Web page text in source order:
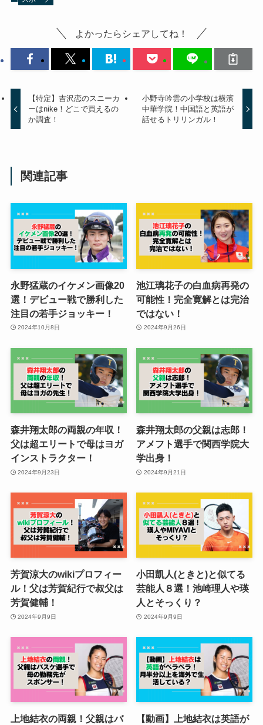
よかったらシェアしてね！
【特定】吉沢恋のスニーカ
ーはnike！どこで買えるの
か調査！
小野寺吟雲の小学校は横濱
中華学院！中国語と英語が
話せるトリリンガル！
関連記事
永野猛蔵のイケメン画像20
選！デビュー戦で勝利した
注目の若手ジョッキー！
2024年10月8日
池江璃花子の白血病再発の
可能性！完全寛解とは完治
ではない！
2024年9月26日
森井翔太郎の両親の年収！
父は超エリートで母はヨガ
インストラクター！
2024年9月23日
森井翔太郎の父親は志郎！
アメフト選手で関西学院大
学出身！
2024年9月21日
芳賀涼大のwikiプロフィー
ル！父は芳賀紀行で叔父は
芳賀健輔！
2024年9月9日
小田凱人(ときと)と似てる
芸能人８選！池崎理人や瑛
人とそっくり？
2024年9月9日
上地結衣の両親！父親はバ
【動画】上地結衣は英語が